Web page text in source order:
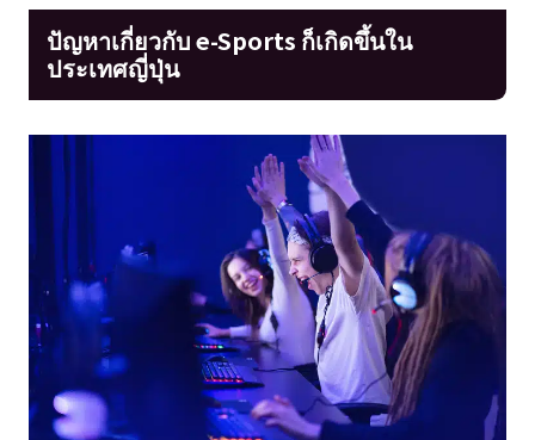
ปัญหาเกี่ยวกับ e-Sports ก็เกิดขึ้นใน
ประเทศญี่ปุ่น